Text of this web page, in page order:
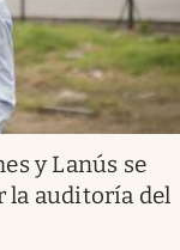
y Lanús se
la auditoría del